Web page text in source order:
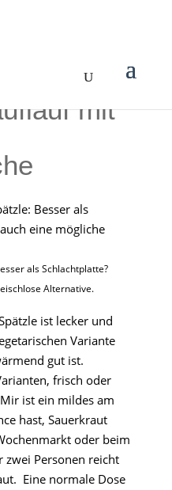
mit
als Schlachtplatte?
Alternative.
ist lecker und
Variante
gut ist.
frisch oder
ist ein mildes am
hast, Sauerkraut
oder beim
zwei Personen reicht
Eine normale Dose